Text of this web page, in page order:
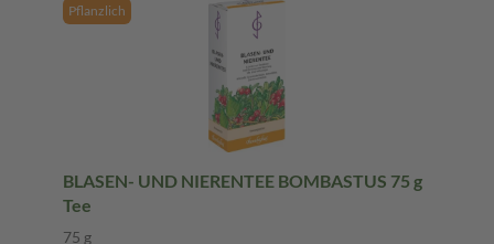
Pflanzlich
BLASEN- UND NIERENTEE BOMBASTUS 75 g
Tee
75 g